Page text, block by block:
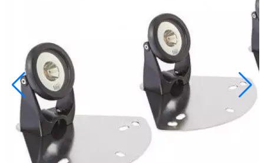
Шкафы управления
Готовые фонтаны
Фонтанные насадки
Подводные светильники
Закладные детали
Насосы
Системы фильтрации
Электрооборудование
Плавающие фонтаны
Пешеходные модули